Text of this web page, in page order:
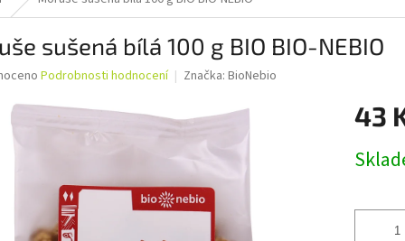
sušená bílá 100 g BIO BIO-NEBIO
Podrobnosti hodnocení Značka: BioNebio
43
cena: